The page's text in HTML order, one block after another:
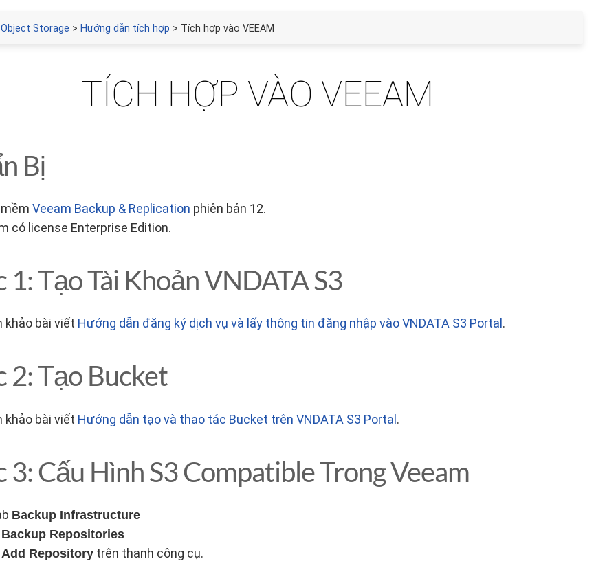
Storage > Hướng dẫn tích hợp > Tích hợp vào VEEAM
TÍCH HỢP VÀO VEEAM
Bị
Veeam Backup & Replication phiên bản 12.
có license Enterprise Edition.
Tạo Tài Khoản VNDATA S3
khảo bài viết Hướng dẫn đăng ký dịch vụ và lấy thông tin đăng nhập vào VNDATA S3 Portal .
2: Tạo Bucket
khảo bài viết Hướng dẫn tạo và thao tác Bucket trên VNDATA S3 Portal.
Cấu Hình S3 Compatible Trong Veeam
Backup Infrastructure
Backup Repositories
Add Repository trên thanh công cụ.